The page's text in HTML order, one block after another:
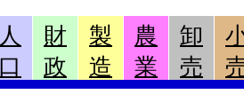
人
口
財
政
製
造
農
業
卸
売